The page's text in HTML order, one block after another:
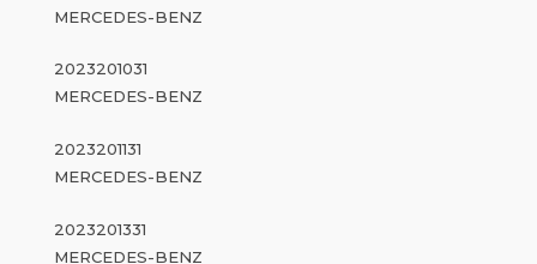
MERCEDES-BENZ
2023201031
MERCEDES-BENZ
2023201131
MERCEDES-BENZ
2023201331
MERCEDES-BENZ